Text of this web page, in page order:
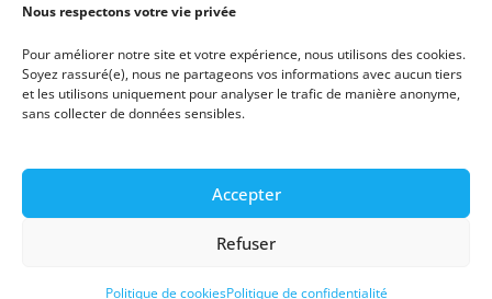
Nous respectons votre vie privée
Pour améliorer notre site et votre expérience, nous utilisons des cookies.
Soyez rassuré(e), nous ne partageons vos informations avec aucun tiers
et les utilisons uniquement pour analyser le trafic de manière anonyme,
sans collecter de données sensibles.
Accepter
Refuser
Politique de cookiesPolitique de confidentialité
Plan de site
Politique de cookies (UE)
Copyright © 2026 Print And Qo
Imprimerie à Chaingy (Orléans, Centre-Val de Loire) -